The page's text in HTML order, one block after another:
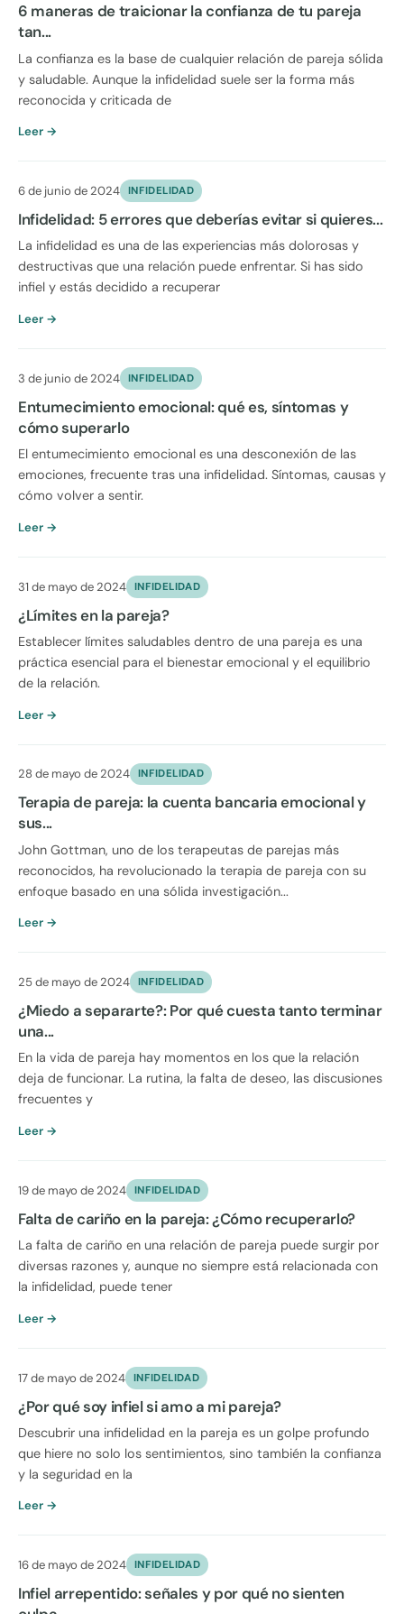
6 maneras de traicionar la confianza de tu pareja
tan...
La confianza es la base de cualquier relación de pareja sólida
y saludable. Aunque la infidelidad suele ser la forma más
reconocida y criticada de
Leer →
6 de junio de 2024 INFIDELIDAD
Infidelidad: 5 errores que deberías evitar si quieres...
La infidelidad es una de las experiencias más dolorosas y
destructivas que una relación puede enfrentar. Si has sido
infiel y estás decidido a recuperar
Leer →
3 de junio de 2024 INFIDELIDAD
Entumecimiento emocional: qué es, síntomas y
cómo superarlo
El entumecimiento emocional es una desconexión de las
emociones, frecuente tras una infidelidad. Síntomas, causas y
cómo volver a sentir.
Leer →
31 de mayo de 2024 INFIDELIDAD
¿Límites en la pareja?
Establecer límites saludables dentro de una pareja es una
práctica esencial para el bienestar emocional y el equilibrio
de la relación.
Leer →
28 de mayo de 2024 INFIDELIDAD
Terapia de pareja: la cuenta bancaria emocional y
sus...
John Gottman, uno de los terapeutas de parejas más
reconocidos, ha revolucionado la terapia de pareja con su
enfoque basado en una sólida investigación...
Leer →
25 de mayo de 2024 INFIDELIDAD
¿Miedo a separarte?: Por qué cuesta tanto terminar
una...
En la vida de pareja hay momentos en los que la relación
deja de funcionar. La rutina, la falta de deseo, las discusiones
frecuentes y
Leer →
19 de mayo de 2024 INFIDELIDAD
Falta de cariño en la pareja: ¿Cómo recuperarlo?
La falta de cariño en una relación de pareja puede surgir por
diversas razones y, aunque no siempre está relacionada con
la infidelidad, puede tener
Leer →
17 de mayo de 2024 INFIDELIDAD
¿Por qué soy infiel si amo a mi pareja?
Descubrir una infidelidad en la pareja es un golpe profundo
que hiere no solo los sentimientos, sino también la confianza
y la seguridad en la
Leer →
16 de mayo de 2024 INFIDELIDAD
Infiel arrepentido: señales y por qué no sienten